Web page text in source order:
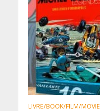
LIVRE/BOOK/FILM/MOVIE